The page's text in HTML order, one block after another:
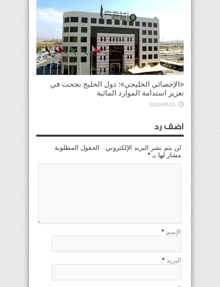
«الإحصائي الخليجي»: دول الخليج نجحت في
تعزيز استدامة الموارد المائية
2026/05/31
اضف رد
لن يتم نشر البريد الإلكتروني . الحقول المطلوبة
مشار لها بـ *
الإسم *
البريد *